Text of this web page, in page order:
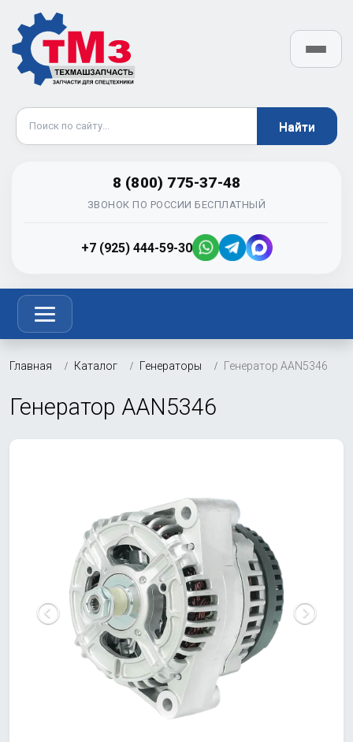
8 (800) 775-37-48
ЗВОНОК ПО РОССИИ БЕСПЛАТНЫЙ
+7 (925) 444-59-30
Главная Каталог Генераторы Генератор AAN5346
Генератор AAN5346